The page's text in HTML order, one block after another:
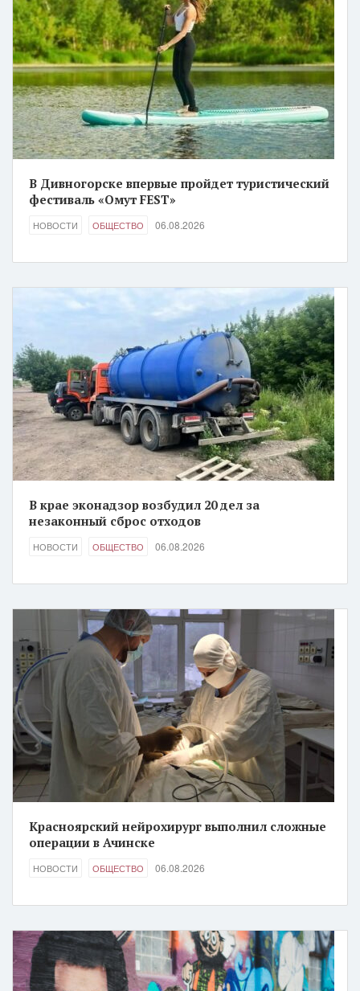
В Дивногорске впервые пройдет туристический
фестиваль «Омут FEST»
НОВОСТИ ОБЩЕСТВО 06.08.2026
В крае эконадзор возбудил 20 дел за
незаконный сброс отходов
НОВОСТИ ОБЩЕСТВО 06.08.2026
Красноярский нейрохирург выполнил сложные
операции в Ачинске
НОВОСТИ ОБЩЕСТВО 06.08.2026